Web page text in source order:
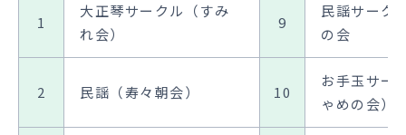
1
大正琴サークル（すみ
れ会）
9
民謡サーク
の会
2 民謡（寿々朝会） 10
お手玉サー
ゃめの会）